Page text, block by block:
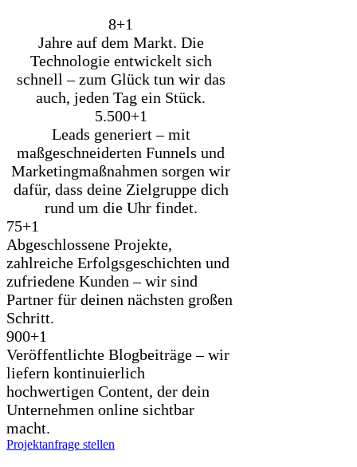
8+1
Jahre auf dem Markt. Die
Technologie entwickelt sich
schnell – zum Glück tun wir das
auch, jeden Tag ein Stück.
5.500+1
Leads generiert – mit
maßgeschneiderten Funnels und
Marketingmaßnahmen sorgen wir
dafür, dass deine Zielgruppe dich
rund um die Uhr findet.
75+1
Abgeschlossene Projekte,
zahlreiche Erfolgsgeschichten und
zufriedene Kunden – wir sind
Partner für deinen nächsten großen
Schritt.
900+1
Veröffentlichte Blogbeiträge – wir
liefern kontinuierlich
hochwertigen Content, der dein
Unternehmen online sichtbar
macht.
Projektanfrage stellen